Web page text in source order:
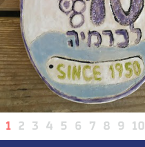
1 2 3 4 5 6 7 8 9 10